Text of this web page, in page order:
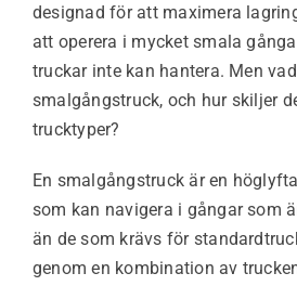
designad för att maximera
att operera i mycket smala
truckar inte kan hantera. Men
smalgångstruck, och hur skiljer
trucktyper?
En smalgångstruck är en
som kan navigera i gångar som
än de som krävs för
genom en kombination av